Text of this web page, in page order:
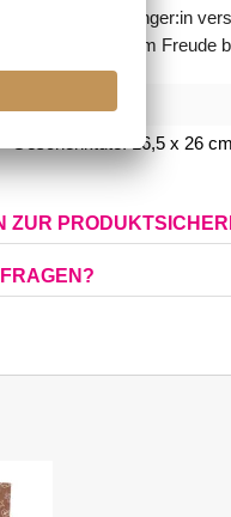
an die Empfänger:in
sofort bereit zum Freude
Geschenktüte: 16,5 x 26 cm
ZUR